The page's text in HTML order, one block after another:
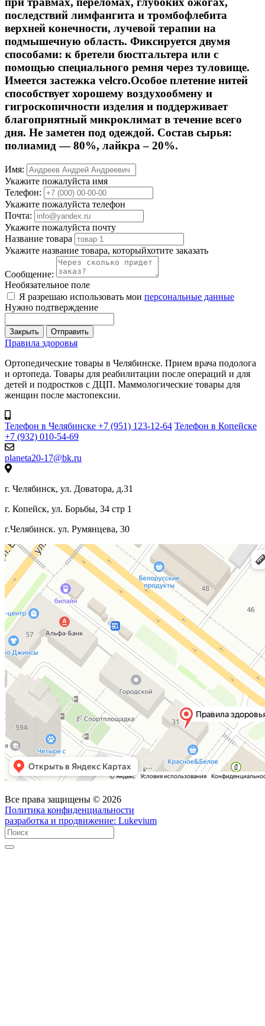
последствий лимфангита и тромбофлебита
верхней конечности, лучевой терапии на
подмышечную область. Фиксируется двумя
способами: к бретели бюстгальтера или с
помощью специального ремня через туловище.
Имеется застежка velcro.Особое плетение нитей
способствует хорошему воздухообмену и
гигроскопичности изделия и поддерживает
благоприятный микроклимат в течение всего
дня. Не заметен под одеждой. Состав сырья:
полиамид — 80%, лайкра – 20%.
Имя:
Укажите пожалуйста имя
Телефон:
Укажите пожалуйста телефон
Почта:
Укажите пожалуйста почту
Название товара
Укажите название товара, которыйхотите заказать
Сообщение:
Необязательное поле
Я разрешаю использовать мои персональные данные
Нужно подтверждение
Закрыть Отправить
Правила здоровья
Ортопедические товары в Челябинске. Прием врача подолога
и ортопеда. Товары для реабилитации после операций и для
детей и подростков с ДЦП. Маммологические товары для
женщин после мастопексии.
Телефон в Челябинске +7 (951) 123-12-64 Телефон в Копейске
+7 (932) 010-54-69
planeta20-17@bk.ru
г. Челябинск, ул. Доватора, д.31
г. Копейск, ул. Борьбы, 34 стр 1
г.Челябинск. ул. Румянцева, 30
Все права защищены © 2026
Политика конфиденциальности
разработка и продвижение: Lukevium